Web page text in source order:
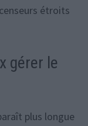
étroits
gérer le
plus longue